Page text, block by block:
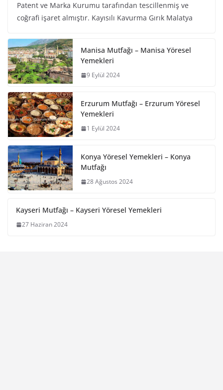
Patent ve Marka Kurumu tarafından tescillenmiş ve
coğrafi işaret almıştır. Kayısılı Kavurma Gırık Malatya
Manisa Mutfağı – Manisa Yöresel
Yemekleri
9 Eylül 2024
Erzurum Mutfağı – Erzurum Yöresel
Yemekleri
1 Eylül 2024
Konya Yöresel Yemekleri – Konya
Mutfağı
28 Ağustos 2024
Kayseri Mutfağı – Kayseri Yöresel Yemekleri
27 Haziran 2024